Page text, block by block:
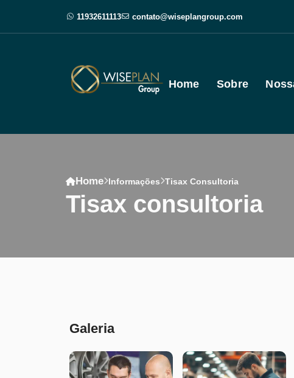
11932611113 contato@wiseplangroup.com
Home Sobre
Home Informações Tisax Consultoria
tisax consultoria
Galeria